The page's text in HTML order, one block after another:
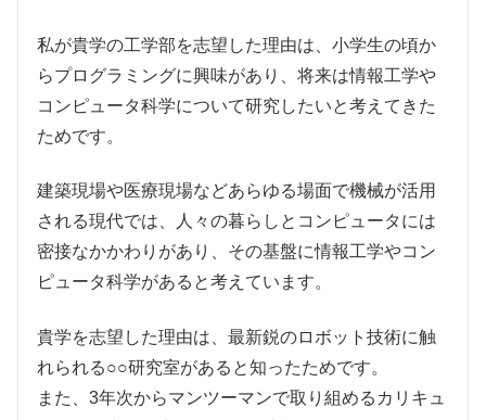
私が貴学の工学部を志望した理由は、小学生の頃か
らプログラミングに興味があり、将来は情報工学や
コンピュータ科学について研究したいと考えてきた
ためです。
建築現場や医療現場などあらゆる場面で機械が活用
される現代では、人々の暮らしとコンピュータには
密接なかかわりがあり、その基盤に情報工学やコン
ピュータ科学があると考えています。
貴学を志望した理由は、最新鋭のロボット技術に触
れられる○○研究室があると知ったためです。
また、3年次からマンツーマンで取り組めるカリキュ